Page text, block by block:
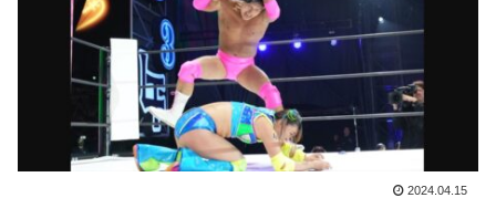
2024.04.15